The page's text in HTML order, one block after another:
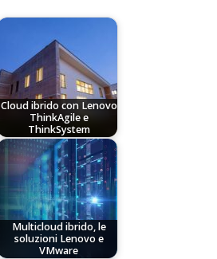
Cloud ibrido con Lenovo
ThinkAgile e
ThinkSystem
Multicloud ibrido, le
soluzioni Lenovo e
VMware